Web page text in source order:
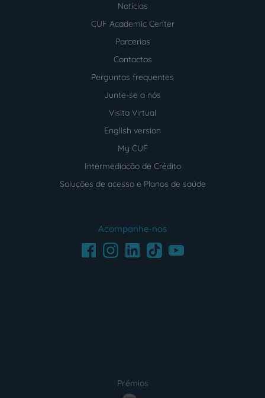
Notícias
CUF Academic Center
Parcerias
Contactos
Perguntas frequentes
Junte-se a nós
Visita Virtual
English version
My CUF
Intermediação de Crédito
Soluções de acesso e Planos de saúde
Acompanhe-nos
FacebookInstagramLinkedInTikTokYoutube
Prémios